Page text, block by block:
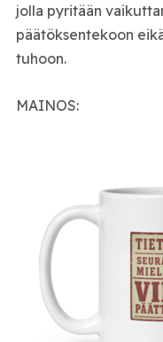
jolla pyritään
päätöksentekoon
tuhoon.
MAINOS: